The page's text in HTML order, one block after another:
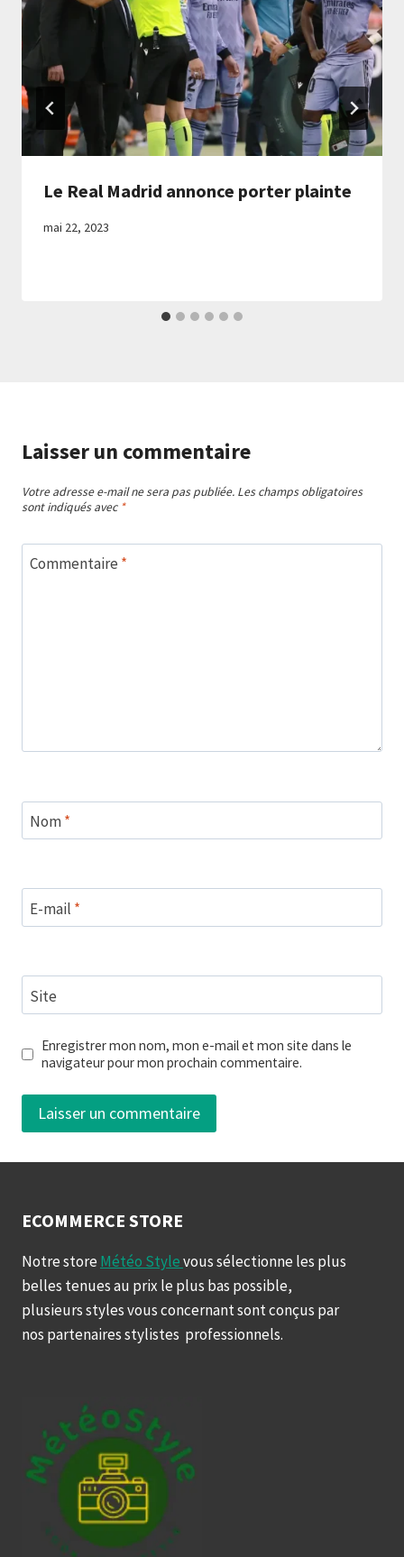
Le Real Madrid annonce porter plainte
mai 22, 2023
Laisser un commentaire
Votre adresse e-mail ne sera pas publiée. Les champs obligatoires
sont indiqués avec *
Commentaire *
Nom*
E-mail *
Site
Enregistrer mon nom, mon e-mail et mon site dans le
navigateur pour mon prochain commentaire.
ECOMMERCE STORE
Notre store Météo Stylevous sélectionne les plus
belles tenues au prix le plus bas possible,
plusieurs styles vous concernant sont conçus par
nos partenaires stylistes professionnels.